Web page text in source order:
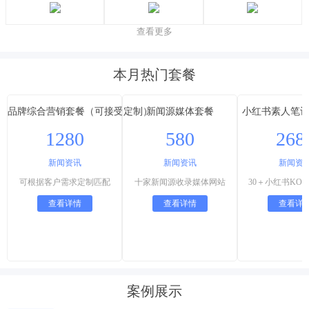
查看更多
本月热门套餐
品牌综合营销套餐（可接受定制）
1280
新闻资讯
可根据客户需求定制匹配
查看详情
新闻源媒体套餐
580
新闻资讯
十家新闻源收录媒体网站
查看详情
小红书素人笔
新闻资
查看详
案例展示